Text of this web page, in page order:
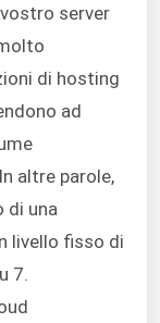
server
di hosting
ad
altre parole,
di una
livello fisso di
7.